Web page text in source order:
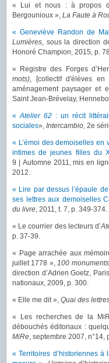
« Lui et nous : à propos
Bergounioux », La Faute à
« Geneviève Randon de
Lumières, sous la direction
Honoré Champion, 2015, p.
« Registre des Forges
mots), [collectif d'élèves
aménagement paysager et
Saint Jean-Brévelay,
«Atelier 62 : un récit
sociales», Intercambio, 2e
« L’émoi des demoiselles
intimes de jeunes filles du
9 | Automne 2011, mis en
2012.
« Lire par dessus l’épaule
ses lettres aux demoiselles
du livre, 2011, t. 7, p. 349-374.
« Le courrier des lecteurs d’
p. 37-39.
« Page arrachée aux
juillet 1778 »,100
direction d’Adrien Goetz,
nationaux, 2009, p. 300.
« Elle me dit », Quai des
« Les recherches de la
débouchés éditoriaux :
MiRe, septembre 2007, n°14,
« Territoires d’historiennes